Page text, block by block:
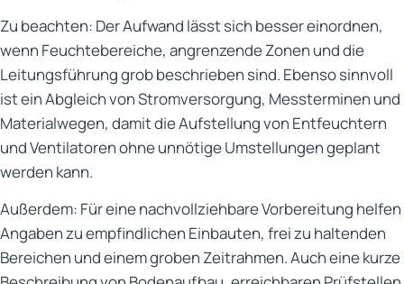
Zu beachten: Der Aufwand lässt sich besser einordnen,
wenn Feuchtebereiche, angrenzende Zonen und die
Leitungsführung grob beschrieben sind. Ebenso sinnvoll
ist ein Abgleich von Stromversorgung, Messterminen und
Materialwegen, damit die Aufstellung von Entfeuchtern
und Ventilatoren ohne unnötige Umstellungen geplant
werden kann.
Außerdem: Für eine nachvollziehbare Vorbereitung helfen
Angaben zu empfindlichen Einbauten, frei zu haltenden
Bereichen und einem groben Zeitrahmen. Auch eine kurze